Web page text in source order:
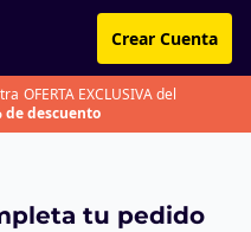
Crear Cuenta
OFERTA EXCLUSIVA del
de descuento
tu pedido